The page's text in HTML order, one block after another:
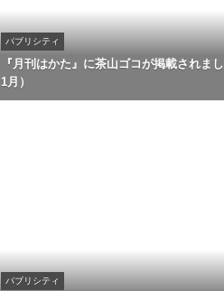
パブリシティ
『月刊はかた』に茶山ゴコが掲載されま
1月）
パブリシティ